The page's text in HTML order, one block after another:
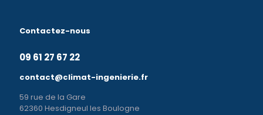
Contactez-nous
09 61 27 67 22
contact@climat-ingenierie.fr
59 rue de la Gare
62360 Hesdigneul les Boulogne